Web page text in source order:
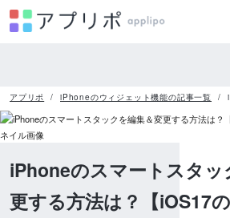
アプリポ iPhoneのウィジェット機能の記事一覧
iPhoneのスマートスタッ
更する方法は？【iOS17